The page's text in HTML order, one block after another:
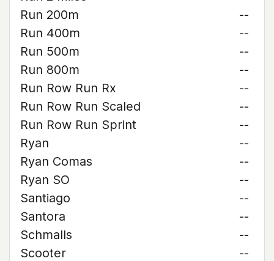
Run 200m
--
Run 400m
--
Run 500m
--
Run 800m
--
Run Row Run Rx
--
Run Row Run Scaled
--
Run Row Run Sprint
--
Ryan
--
Ryan Comas
--
Ryan SO
--
Santiago
--
Santora
--
Schmalls
--
Scooter
--